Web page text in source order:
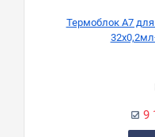
Термоблок A7 для
9